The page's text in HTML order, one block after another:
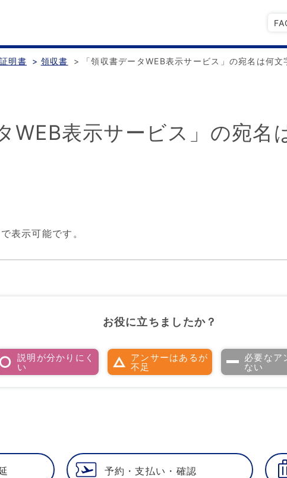
明書 > 領収書 > 「領収書データWEB表示サービス」の宛名は何
WEB表示サービス」の宛名
表示可能です。
お役に立ちましたか？
説明が分かりにく
い
アンサーはあるが
不足
必要なア
ない
予約・支払い・確認